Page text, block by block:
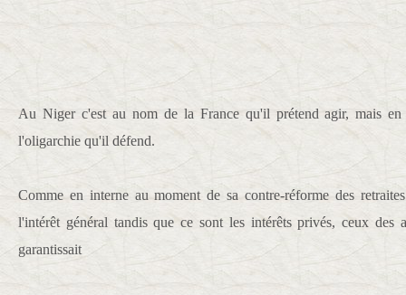
Au Niger c'est au nom de la France qu'il prétend agir, mais en
l'oligarchie qu'il défend.
Comme en interne au moment de sa contre-réforme des
l'intérêt général tandis que ce sont les intérêts privés, ceux des
garantissait